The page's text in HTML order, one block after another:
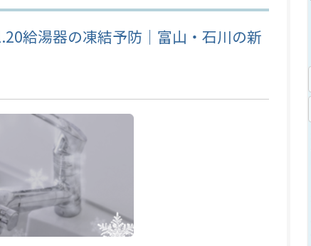
給湯器の凍結予防｜富山・石川の新